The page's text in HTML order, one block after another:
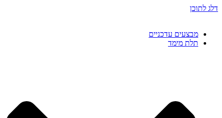
דלג לתוכן
מבצעים עדכניים
תלת מימד